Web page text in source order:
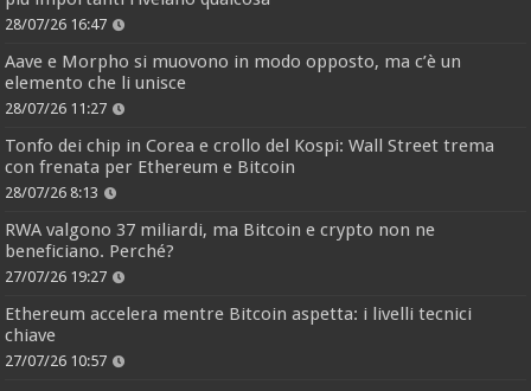
28/07/26 16:47
Aave e Morpho si muovono in modo opposto, ma c’è un
elemento che li unisce
28/07/26 11:27
Tonfo dei chip in Corea e crollo del Kospi: Wall Street trema
con frenata per Ethereum e Bitcoin
28/07/26 8:13
RWA valgono 37 miliardi, ma Bitcoin e crypto non ne
beneficiano. Perché?
27/07/26 19:27
Ethereum accelera mentre Bitcoin aspetta: i livelli tecnici
chiave
27/07/26 10:57